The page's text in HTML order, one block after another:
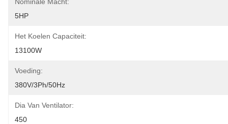
5HP
Het Koelen Capaciteit:
13100W
Voeding:
380V/3Ph/50Hz
Dia Van Ventilator:
450